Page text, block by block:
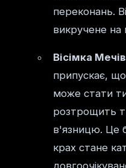
переконань.
викручене
Вісімка
припускає,
може стати
розтрощить
в'язницю. Це
крах стане